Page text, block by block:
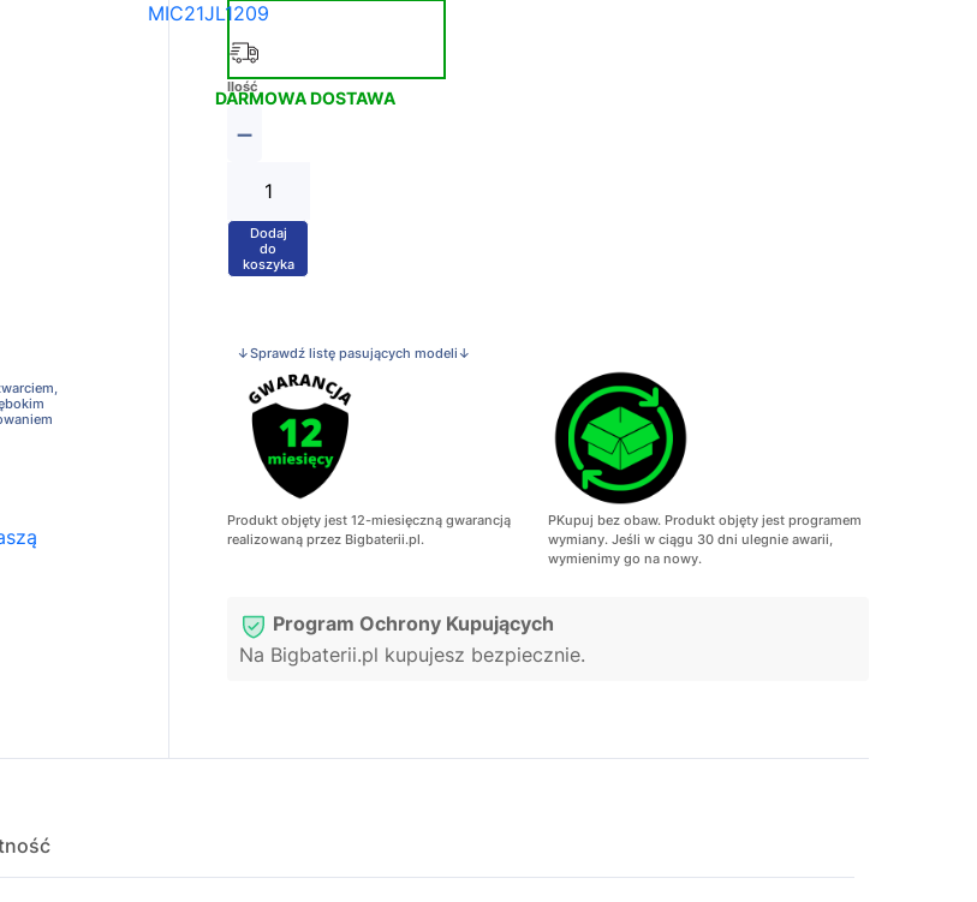
MIC21JL1209
DARMOWA DOSTAWA
Ilość
−
+
Dodaj
do
koszyka
↓Sprawdź listę pasujących modeli↓
Produkt objęty jest 12-miesięczną gwarancją
realizowaną przez Bigbaterii.pl.
PKupuj bez obaw. Produkt objęty jest programem
wymiany. Jeśli w ciągu 30 dni ulegnie awarii,
wymienimy go na nowy.
Program Ochrony Kupujących
Na Bigbaterii.pl kupujesz bezpiecznie.